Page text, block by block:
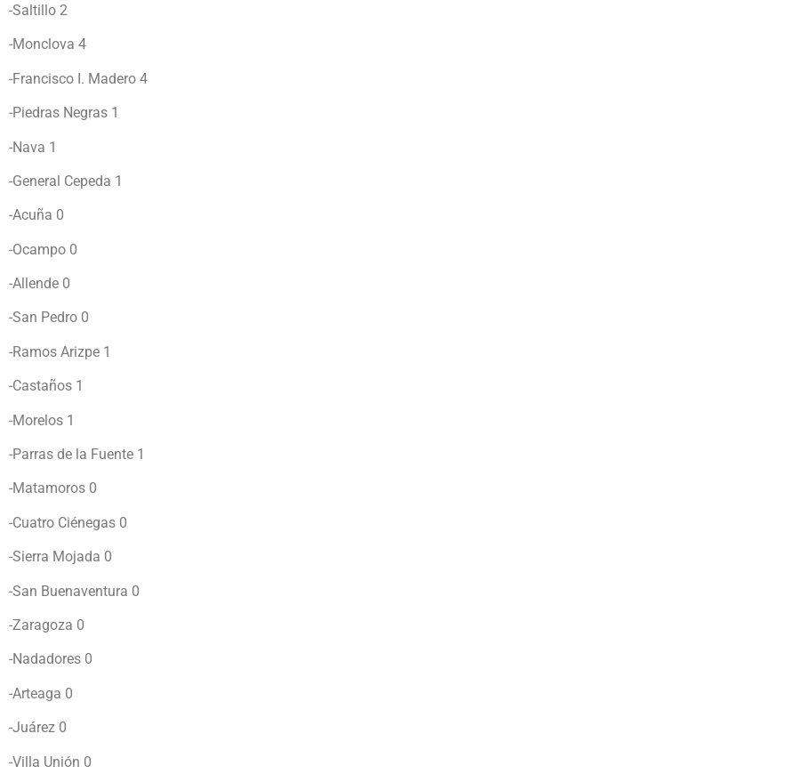
-Saltillo 2
-Monclova 4
-Francisco I. Madero 4
-Piedras Negras 1
-Nava 1
-General Cepeda 1
-Acuña 0
-Ocampo 0
-Allende 0
-San Pedro 0
-Ramos Arizpe 1
-Castaños 1
-Morelos 1
-Parras de la Fuente 1
-Matamoros 0
-Cuatro Ciénegas 0
-Sierra Mojada 0
-San Buenaventura 0
-Zaragoza 0
-Nadadores 0
-Arteaga 0
-Juárez 0
-Villa Unión 0